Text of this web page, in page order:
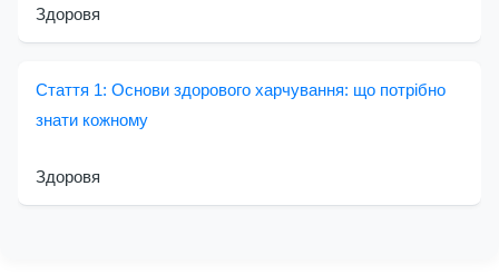
Здоровя
Стаття 1: Основи здорового харчування: що потрібно
знати кожному
Здоровя